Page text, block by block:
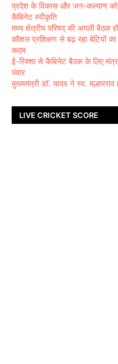
प्रदेश के विकास और जन-कल्याण
कैबिनेट स्वीकृति
मध्य क्षेत्रीय परिषद् की अगली बैठक
कौशल प्रशिक्षण से बढ़ रहा बेटियों
कदम
ई-रिक्शा से कैबिनेट बैठक के लिए
पंवार
मुख्यमंत्री डॉ. यादव ने स्व. मल्हारराव
LIVE CRICKET SCORE